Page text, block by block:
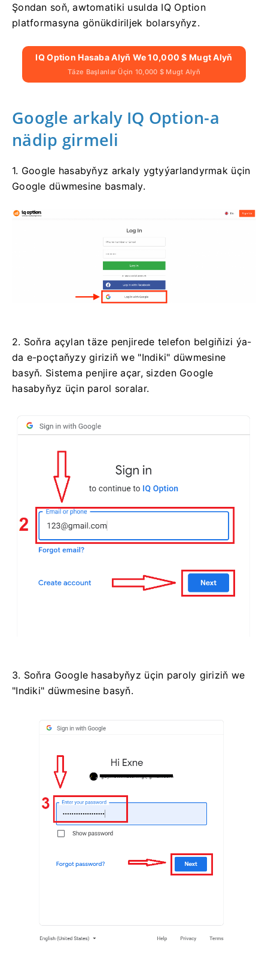
Şondan soň, awtomatiki usulda IQ Option
platformasyna gönükdiriljek bolarsyňyz.
IQ Option Hasaba Alyň We 10,000 $ Mugt Alyň
Täze Başlanlar Üçin 10,000 $ Mugt Alyň
Google arkaly IQ Option-a
nädip girmeli
1. Google hasabyňyz arkaly ygtyýarlandyrmak üçin
Google düwmesine basmaly.
2. Soňra açylan täze penjirede telefon belgiňizi ýa-
da e-poçtaňyzy giriziň we "Indiki" düwmesine
basyň. Sistema penjire açar, sizden Google
hasabyňyz üçin parol soralar.
3. Soňra Google hasabyňyz üçin paroly giriziň we
"Indiki" düwmesine basyň.